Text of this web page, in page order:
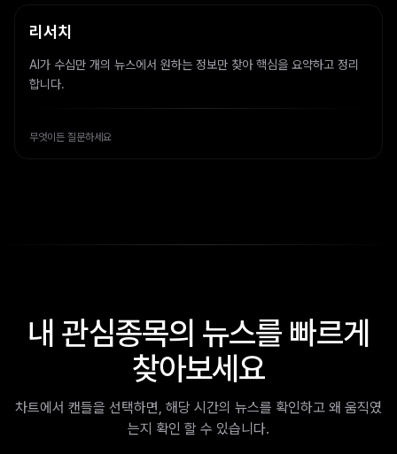
리서치
AI가 수십만 개의 뉴스에서 원하는 정보만 찾아 핵심을 요약하고 정리
합니다.
무엇이든 질문하세요
내 관심종목의 뉴스를 빠르게
찾아보세요
차트에서 캔들을 선택하면, 해당 시간의 뉴스를 확인하고 왜 움직였
는지 확인 할 수 있습니다.